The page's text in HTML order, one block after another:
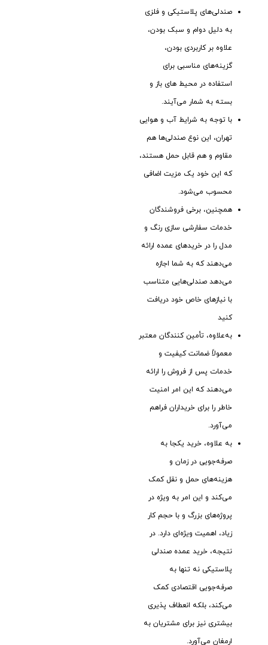
صندلی‌های پلاستیکی و فلزی
به دلیل دوام و سبک بودن،
علاوه بر کاربردی بودن،
گزینه‌های مناسبی برای
استفاده در محیط ‌های باز و
بسته به شمار می‌آیند.
با توجه به شرایط آب و هوایی
تهران، این نوع صندلی‌ها هم
مقاوم و هم قابل حمل هستند،
که این خود یک مزیت اضافی
محسوب می‌شود.
همچنین، برخی فروشندگان
خدمات سفارشی ‌سازی رنگ و
مدل را در خریدهای عمده ارائه
می‌دهند که به شما اجازه
می‌دهد صندلی‌هایی متناسب
با نیازهای خاص خود دریافت
کنید
به‌علاوه، تأمین ‌کنندگان معتبر
معمولاً ضمانت کیفیت و
خدمات پس از فروش را ارائه
می‌دهند که این امر امنیت
خاطر را برای خریداران فراهم
می‌آورد.
به ‌علاوه، خرید یکجا به
صرفه‌جویی در زمان و
هزینه‌های حمل و نقل کمک
می‌کند و این امر به ‌ویژه در
پروژه‌های بزرگ و با حجم کار
زیاد، اهمیت ویژه‌ای دارد. در
نتیجه، خرید عمده صندلی
پلاستیکی نه ‌تنها به
صرفه‌جویی اقتصادی کمک
می‌کند، بلکه انعطاف‌ پذیری
بیشتری نیز برای مشتریان به
ارمغان می‌آورد.